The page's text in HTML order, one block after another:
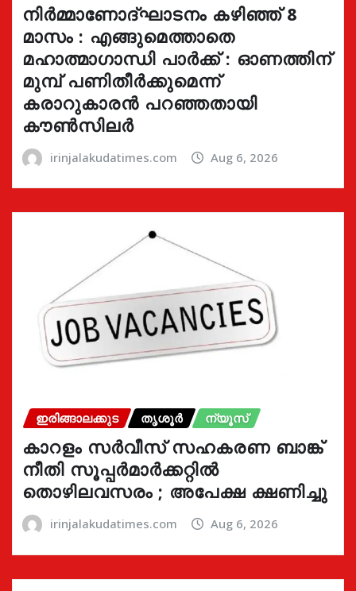
നിർമ്മാണോദ്ഘാടനം കഴിഞ്ഞ് 8
മാസം : എങ്ങുമെത്താതെ
മഹാത്മാഗാന്ധി പാർക്ക് : ഓണത്തിന്
മുമ്പ് പണിതീർക്കുമെന്ന്
കരാറുകാരൻ പറഞ്ഞതായി
കൗൺസിലർ
irinjalakudatimes.com Aug 6, 2026
ഇരിങ്ങാലക്കുട തൃശൂർ ന്യൂസ്
കാറളം സർവീസ് സഹകരണ ബാങ്ക്
നീതി സൂപ്പർമാർക്കറ്റിൽ
തൊഴിലവസരം ; അപേക്ഷ ക്ഷണിച്ചു
irinjalakudatimes.com Aug 6, 2026